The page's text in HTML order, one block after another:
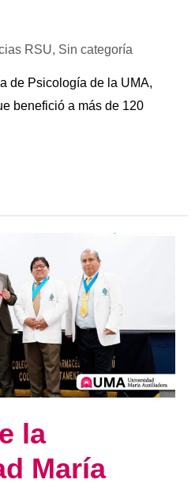
RSU, Sin categoría
de Psicología de la UMA,
benefició a más de 120
la
María